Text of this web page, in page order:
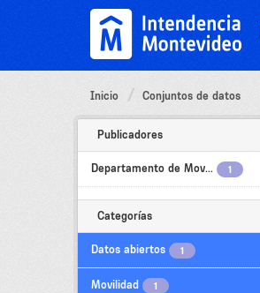
Inicio Conjuntos de datos
Publicadores
Departamento de Mov... 1
Categorías
Datos abiertos 1
Movilidad 1